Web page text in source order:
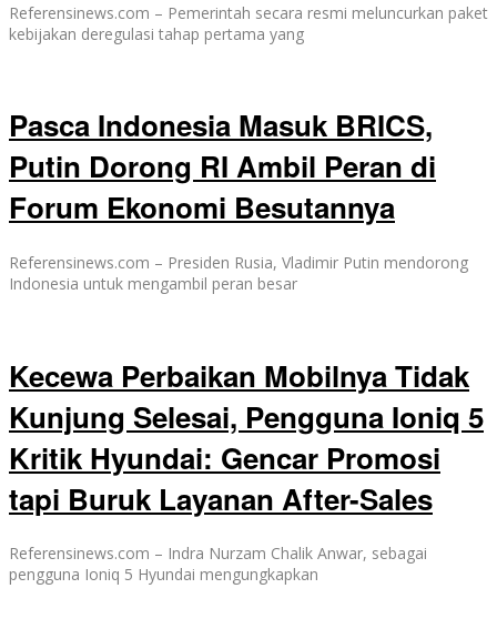
Referensinews.com – Pemerintah secara resmi meluncurkan paket
kebijakan deregulasi tahap pertama yang
Pasca Indonesia Masuk BRICS,
Putin Dorong RI Ambil Peran di
Forum Ekonomi Besutannya
Referensinews.com – Presiden Rusia, Vladimir Putin mendorong
Indonesia untuk mengambil peran besar
Kecewa Perbaikan Mobilnya Tidak
Kunjung Selesai, Pengguna Ioniq 5
Kritik Hyundai: Gencar Promosi
tapi Buruk Layanan After-Sales
Referensinews.com – Indra Nurzam Chalik Anwar, sebagai
pengguna Ioniq 5 Hyundai mengungkapkan